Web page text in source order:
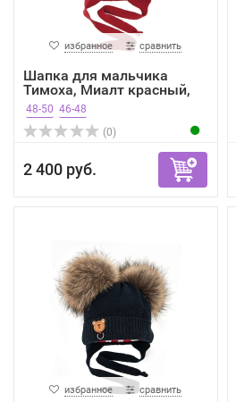
избранное сравнить
Шапка для мальчика
Тимоха, Миалт красный,
зима
48-50 46-48
(0)
2 400 руб.
избранное сравнить